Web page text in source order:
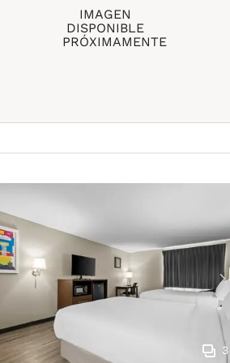
IMAGEN
DISPONIBLE
PRÓXIMAMENTE
3